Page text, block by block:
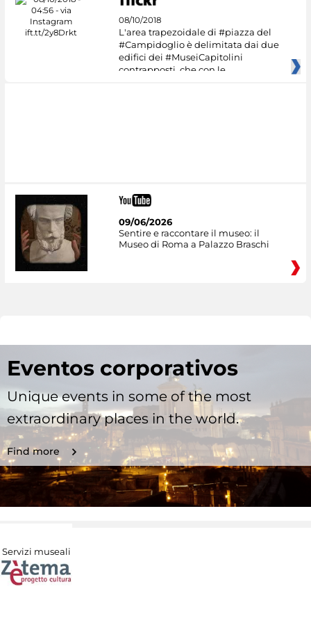
08/10/2018
L'area trapezoidale di #piazza del
#Campidoglio è delimitata dai due
edifici dei #MuseiCapitolini
contrapposti, che con le
09/06/2026
Sentire e raccontare il museo: il
Museo di Roma a Palazzo Braschi
Eventos corporativos
Unique events in some of the most
extraordinary places in the world.
Find more
Servizi museali